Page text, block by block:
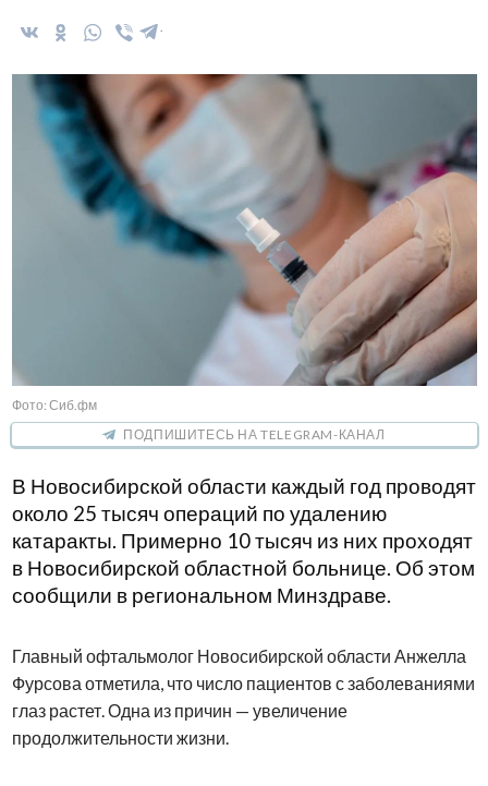
Фото: Сиб.фм
ПОДПИШИТЕСЬ НА TELEGRAM-КАНАЛ
В Новосибирской области каждый год проводят
около 25 тысяч операций по удалению
катаракты. Примерно 10 тысяч из них проходят
в Новосибирской областной больнице. Об этом
сообщили в региональном Минздраве.
Главный офтальмолог Новосибирской области Анжелла
Фурсова отметила, что число пациентов с заболеваниями
глаз растет. Одна из причин — увеличение
продолжительности жизни.